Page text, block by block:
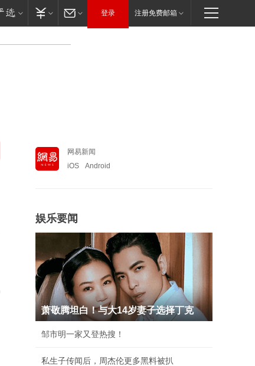
登录 注册免费邮箱
网易新闻
iOS
Android
娱乐要闻
萧敬腾坦白！与大14岁妻子选择丁克
邹市明一家又登热搜！
私生子传闻后，周杰伦更多黑料被扒